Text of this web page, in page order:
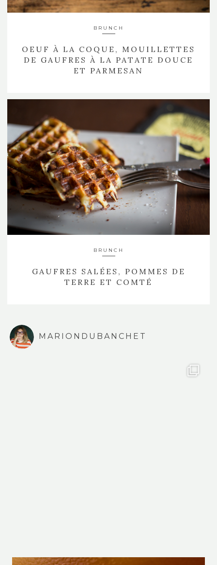
BRUNCH
OEUF À LA COQUE, MOUILLETTES
DE GAUFRES À LA PATATE DOUCE
ET PARMESAN
BRUNCH
GAUFRES SALÉES, POMMES DE
TERRE ET COMTÉ
MARIONDUBANCHET